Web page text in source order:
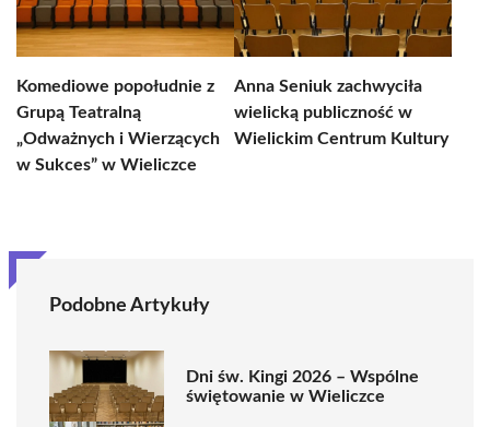
Komediowe popołudnie z
Grupą Teatralną
„Odważnych i Wierzących
w Sukces” w Wieliczce
Anna Seniuk zachwyciła
wielicką publiczność w
Wielickim Centrum Kultury
Podobne Artykuły
Dni św. Kingi 2026 – Wspólne
świętowanie w Wieliczce